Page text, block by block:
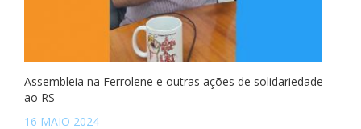
Assembleia na Ferrolene e outras ações de solidariedade
ao RS
16 MAIO 2024